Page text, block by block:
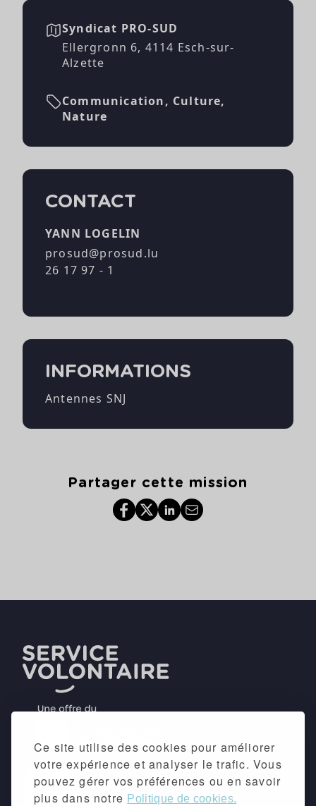
Ce site utilise des cookies pour améliorer
votre expérience et analyser le trafic. Vous
pouvez gérer vos préférences ou en savoir
plus dans notre Politique de cookies.
Syndicat PRO-SUD
Ellergronn 6, 4114 Esch-sur-
Alzette
Communication, Culture,
Nature
CONTACT
YANN LOGELIN
prosud@prosud.lu
26 17 97 - 1
INFORMATIONS
Antennes SNJ
Partager cette mission